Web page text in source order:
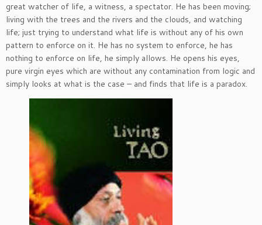
great watcher of life, a witness, a spectator. He has been moving;
living with the trees and the rivers and the clouds, and watching
life; just trying to understand what life is without any of his own
pattern to enforce on it. He has no system to enforce, he has
nothing to enforce on life, he simply allows. He opens his eyes,
pure virgin eyes which are without any contamination from logic and
simply looks at what is the case – and finds that life is a paradox.